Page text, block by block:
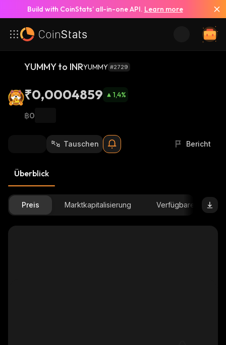
Build with CoinStats’ all-in-one API. Learn more
YUMMY to INRYUMMY #2729
₹0,0004859 1,4%
฿0
Tauschen Bericht
Überblick
Preis Marktkapitalisierung Verfügbare Menge